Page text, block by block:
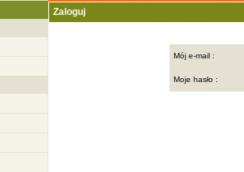
Zaloguj
Mój e-mail :
Moje hasło :